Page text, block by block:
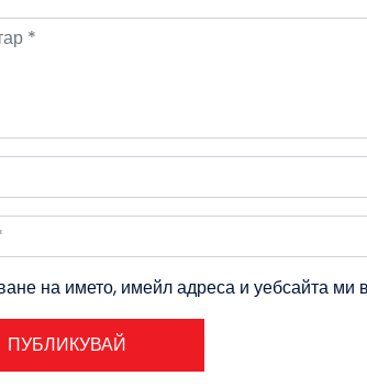
на името, имейл адреса и уебсайта ми